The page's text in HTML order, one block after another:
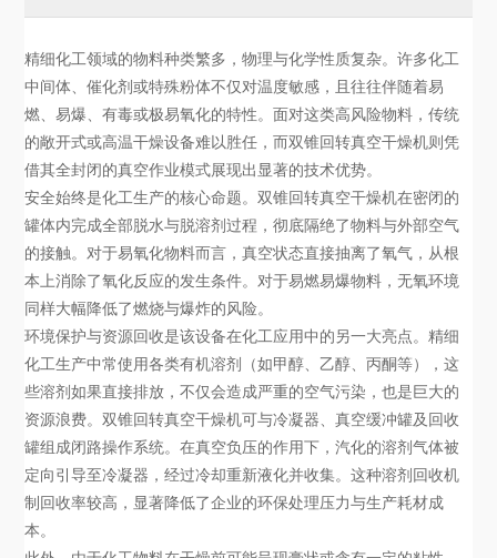
精细化工领域的物料种类繁多，物理与化学性质复杂。许多化工
中间体、催化剂或特殊粉体不仅对温度敏感，且往往伴随着易
燃、易爆、有毒或极易氧化的特性。面对这类高风险物料，传统
的敞开式或高温干燥设备难以胜任，而双锥回转真空干燥机则凭
借其全封闭的真空作业模式展现出显著的技术优势。
安全始终是化工生产的核心命题。双锥回转真空干燥机在密闭的
罐体内完成全部脱水与脱溶剂过程，彻底隔绝了物料与外部空气
的接触。对于易氧化物料而言，真空状态直接抽离了氧气，从根
本上消除了氧化反应的发生条件。对于易燃易爆物料，无氧环境
同样大幅降低了燃烧与爆炸的风险。
环境保护与资源回收是该设备在化工应用中的另一大亮点。精细
化工生产中常使用各类有机溶剂（如甲醇、乙醇、丙酮等），这
些溶剂如果直接排放，不仅会造成严重的空气污染，也是巨大的
资源浪费。双锥回转真空干燥机可与冷凝器、真空缓冲罐及回收
罐组成闭路操作系统。在真空负压的作用下，汽化的溶剂气体被
定向引导至冷凝器，经过冷却重新液化并收集。这种溶剂回收机
制回收率较高，显著降低了企业的环保处理压力与生产耗材成
本。